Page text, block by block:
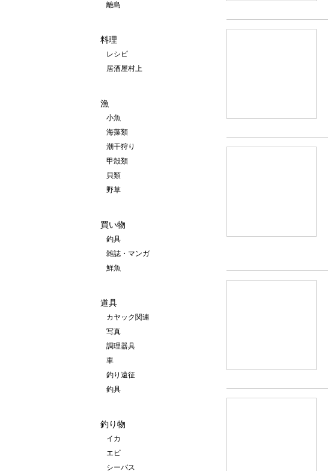
離島
料理
レシピ
居酒屋村上
漁
小魚
海藻類
潮干狩り
甲殻類
貝類
野草
買い物
釣具
雑誌・マンガ
鮮魚
道具
カヤック関連
写真
調理器具
車
釣り遠征
釣具
釣り物
イカ
エビ
シーバス